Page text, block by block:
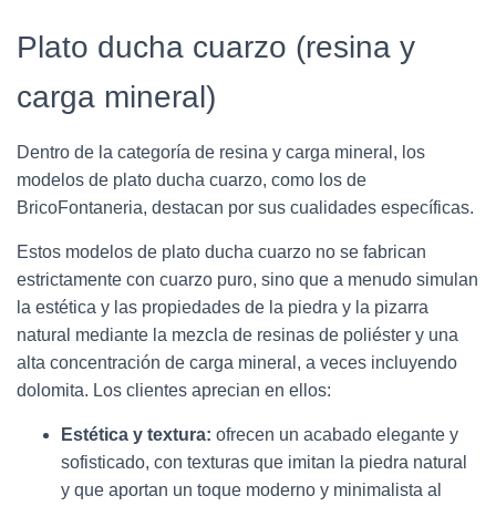
Plato ducha cuarzo (resina y
carga mineral)
Dentro de la categoría de resina y carga mineral, los
modelos de plato ducha cuarzo, como los de
BricoFontaneria, destacan por sus cualidades específicas.
Estos modelos de plato ducha cuarzo no se fabrican
estrictamente con cuarzo puro, sino que a menudo simulan
la estética y las propiedades de la piedra y la pizarra
natural mediante la mezcla de resinas de poliéster y una
alta concentración de carga mineral, a veces incluyendo
dolomita. Los clientes aprecian en ellos:
Estética y textura: ofrecen un acabado elegante y
sofisticado, con texturas que imitan la piedra natural
y que aportan un toque moderno y minimalista al